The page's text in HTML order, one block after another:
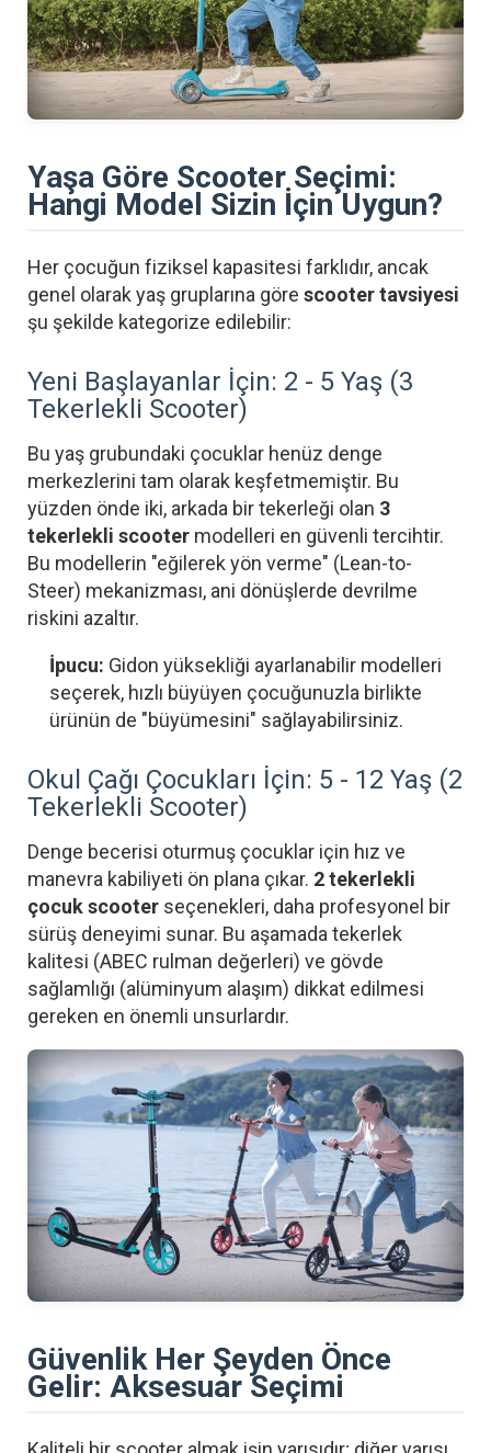
Yaşa Göre Scooter Seçimi:
Hangi Model Sizin İçin Uygun?
Her çocuğun fiziksel kapasitesi farklıdır, ancak
genel olarak yaş gruplarına göre scooter tavsiyesi
şu şekilde kategorize edilebilir:
Yeni Başlayanlar İçin: 2 - 5 Yaş (3
Tekerlekli Scooter)
Bu yaş grubundaki çocuklar henüz denge
merkezlerini tam olarak keşfetmemiştir. Bu
yüzden önde iki, arkada bir tekerleği olan 3
tekerlekli scooter modelleri en güvenli tercihtir.
Bu modellerin "eğilerek yön verme" (Lean-to-
Steer) mekanizması, ani dönüşlerde devrilme
riskini azaltır.
İpucu: Gidon yüksekliği ayarlanabilir modelleri
seçerek, hızlı büyüyen çocuğunuzla birlikte
ürünün de "büyümesini" sağlayabilirsiniz.
Okul Çağı Çocukları İçin: 5 - 12 Yaş (2
Tekerlekli Scooter)
Denge becerisi oturmuş çocuklar için hız ve
manevra kabiliyeti ön plana çıkar. 2 tekerlekli
çocuk scooter seçenekleri, daha profesyonel bir
sürüş deneyimi sunar. Bu aşamada tekerlek
kalitesi (ABEC rulman değerleri) ve gövde
sağlamlığı (alüminyum alaşım) dikkat edilmesi
gereken en önemli unsurlardır.
Güvenlik Her Şeyden Önce
Gelir: Aksesuar Seçimi